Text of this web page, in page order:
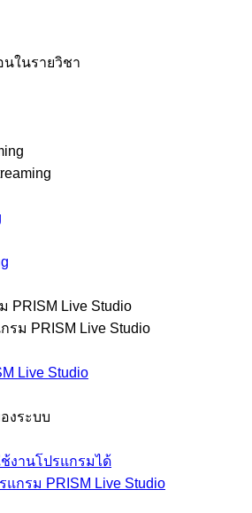
นในรายวิชา
PRISM Live Studio
รม PRISM Live Studio
Live Studio
งระบบ
งานโปรแกรมได้
กรม PRISM Live Studio